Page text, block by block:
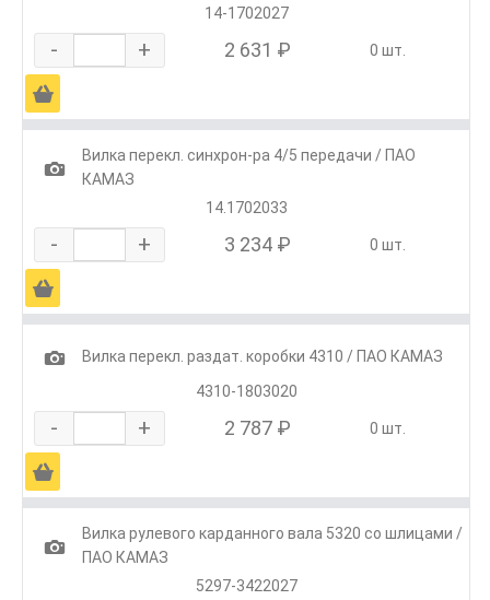
14-1702027
- + 2 631 ₽ 0 шт.
Ä
1
Вилка перекл. синхрон-ра 4/5 передачи / ПАО
КАМАЗ
14.1702033
- + 3 234 ₽ 0 шт.
Ä
1
Вилка перекл. раздат. коробки 4310 / ПАО КАМАЗ
4310-1803020
- + 2 787 ₽ 0 шт.
Ä
1
Вилка рулевого карданного вала 5320 со шлицами /
ПАО КАМАЗ
5297-3422027